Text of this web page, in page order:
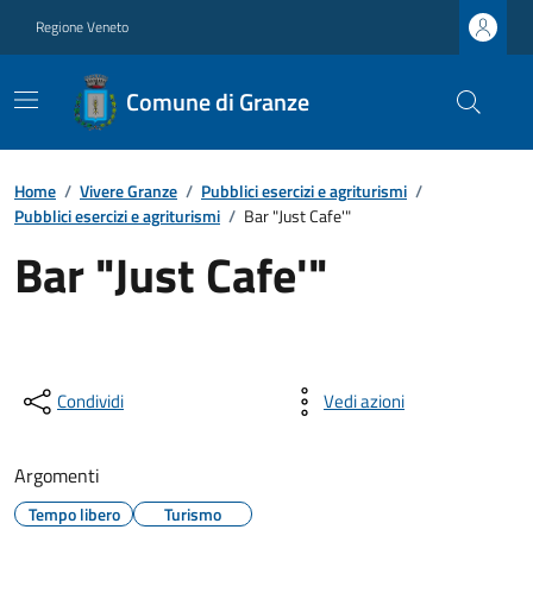
Regione Veneto
Comune di Granze
Home / Vivere Granze / Pubblici esercizi e agriturismi /
Pubblici esercizi e agriturismi / Bar "Just Cafe'"
Bar "Just Cafe'"
Condividi Vedi azioni
Argomenti
Tempo libero Turismo